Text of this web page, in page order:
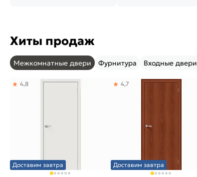
Хиты продаж
Межкомнатные двери Фурнитура Входные двери
Доставим завтра
4,8
Доставим завтра
4,7